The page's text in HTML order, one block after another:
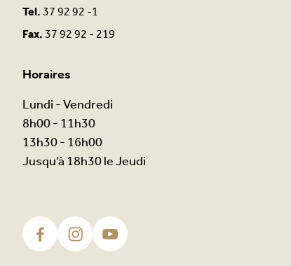
Tel.37 92 92 -1
Fax.37 92 92 - 219
Horaires
Lundi - Vendredi
8h00 - 11h30
13h30 - 16h00
Jusqu’à 18h30 le Jeudi